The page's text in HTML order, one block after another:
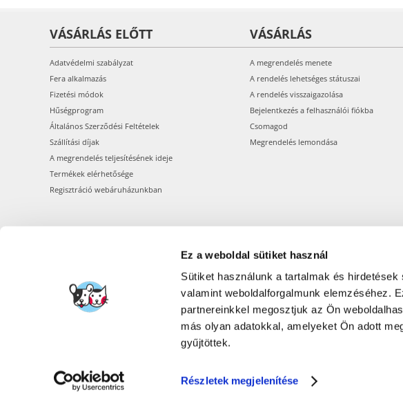
Ez a weboldal sütiket használ
Sütiket használunk a tartalmak és
valamint weboldalforgalmunk elemzéséhez.
partnereinkkel megosztjuk az Ön
más olyan adatokkal, amelyeket Ön adott
gyűjtöttek.
Részletek megjelenítése
VÁSÁRLÁS ELŐTT
Adatvédelmi szabályzat
Fera alkalmazás
Fizetési módok
Hűségprogram
Általános Szerződési Feltételek
Szállítási díjak
A megrendelés teljesítésének ideje
Termékek elérhetősége
Regisztráció webáruházunkban
VÁSÁRLÁS
A megrendelés menete
A rendelés lehetséges státuszai
A rendelés visszaigazolása
Bejelentkezés a felhasználói fiókba
Csomagod
Megrendelés lemondása